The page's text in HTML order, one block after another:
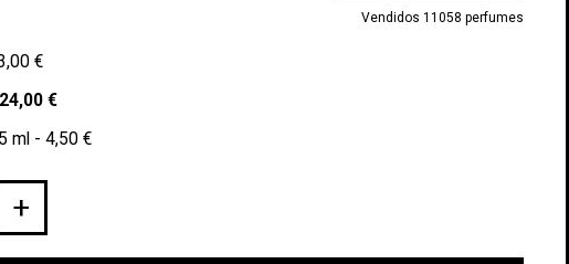
Vendidos 11058 perfumes
€
24,00 €
ml - 4,50 €
+